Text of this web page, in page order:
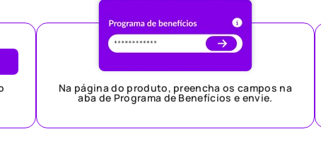
Na página do produto, preencha os campos na
aba de Programa de Benefícios e envie.